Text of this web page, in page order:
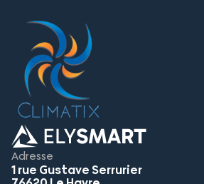
Adresse
1 rue Gustave Serrurier